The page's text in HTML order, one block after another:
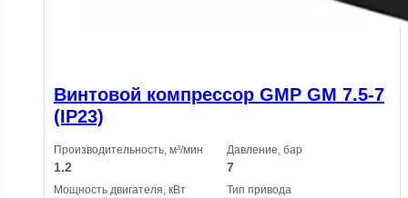
Винтовой компрессор GMP GM 7.5-7
(IP23)
Производительность, м³/мин
1.2
Давление, бар
7
Мощность двигателя, кВт Тип привода